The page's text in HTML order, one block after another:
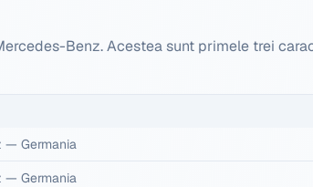
Benz. Acestea sunt primele trei
— Germania
— Germania